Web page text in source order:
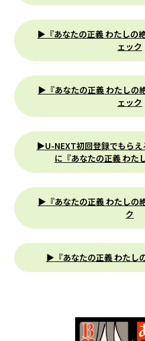
▶『あなたの正義 わたしの
ェック
▶『あなたの正義 わたしの
ェック
▶U-NEXT初回登録でもらえ
に『あなたの正義 わた
▶『あなたの正義 わたしの
ク
▶『あなたの正義 わたし